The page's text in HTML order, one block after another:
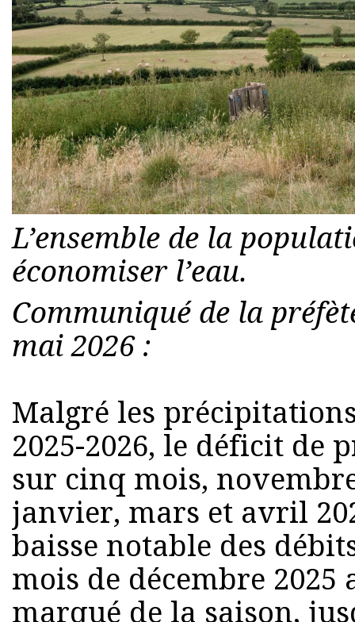
L’ensemble de la
économiser l’eau.
Communiqué de la
mai 2026 :
Malgré les
2025-2026, le déficit de
sur cinq mois,
janvier, mars et avril
baisse notable des
mois de décembre
marqué de la saison,